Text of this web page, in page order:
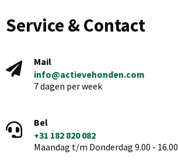
Service & Contact
Mail
info@actievehonden.com
7 dagen per week
Bel
+31 182 820 082
Maandag t/m Donderdag 9.00 - 16.00